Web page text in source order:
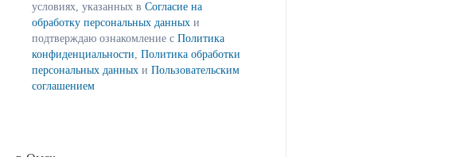
условиях, указанных в Согласие на
обработку персональных данных и
подтверждаю ознакомление с Политика
конфиденциальности, Политика обработки
персональных данных и Пользовательским
соглашением